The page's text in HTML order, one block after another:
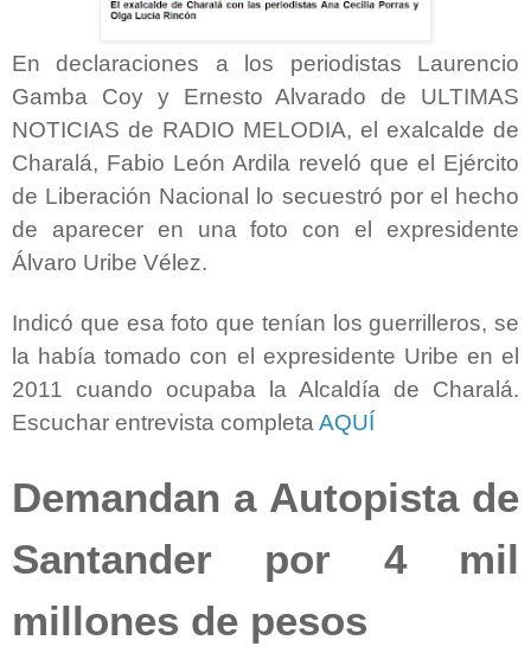
En declaraciones a los periodistas Laurencio
Gamba Coy y Ernesto Alvarado de ULTIMAS
NOTICIAS de RADIO MELODIA, el exalcalde de
Charalá, Fabio León Ardila reveló que el Ejército
de Liberación Nacional lo secuestró por el hecho
de aparecer en una foto con el expresidente
Álvaro Uribe Vélez.
Indicó que esa foto que tenían los guerrilleros, se
la había tomado con el expresidente Uribe en el
2011 cuando ocupaba la Alcaldía de Charalá.
Escuchar entrevista completa AQUÍ
Demandan a Autopista de
Santander por 4 mil
millones de pesos